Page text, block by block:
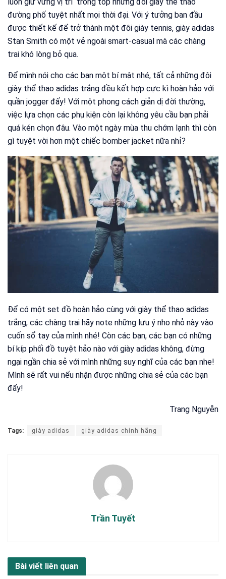
đường phố tuyệt nhất mọi thời đại. Với ý tưởng ban đầu
được thiết kế để trở thành một đôi giày tennis, giày adidas
Stan Smith có một vẻ ngoài smart-casual mà các chàng
trai khó lòng bỏ qua.
Để mình nói cho các bạn một bí mật nhé, tất cả những đôi
giày thể thao adidas trắng đều kết hợp cực kì hoàn hảo với
quần jogger đấy! Với một phong cách giản dị đời thường,
việc lựa chọn các phụ kiện còn lại không yêu cầu bạn phải
quá kén chọn đâu. Vào một ngày mùa thu chớm lạnh thì còn
gì tuyệt vời hơn một chiếc bomber jacket nữa nhỉ?
Để có một set đồ hoàn hảo cùng với giày thể thao adidas
trắng, các chàng trai hãy note những lưu ý nho nhỏ này vào
cuốn sổ tay của mình nhé! Còn các bạn, các bạn có những
bí kíp phối đồ tuyệt hảo nào với giày adidas không, đừng
ngại ngần chia sẻ với mình những suy nghĩ của các bạn nhe!
Mình sẽ rất vui nếu nhận được những chia sẻ của các bạn
đấy!
Trang Nguyễn
Tags: giày adidas giày adidas chính hãng
Trần Tuyết
Bài viết liên quan